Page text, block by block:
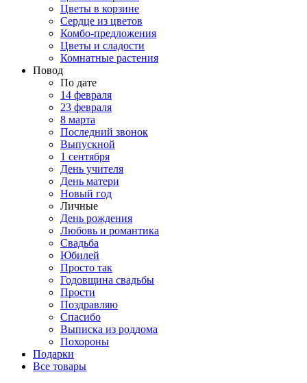
Цветы в корзине
Сердце из цветов
Комбо-предложения
Цветы и сладости
Комнатные растения
Повод
По дате
14 февраля
23 февраля
8 марта
Последний звонок
Выпускной
1 сентября
День учителя
День матери
Новый год
Личные
День рождения
Любовь и романтика
Свадьба
Юбилей
Просто так
Годовщина свадьбы
Прости
Поздравляю
Спасибо
Выписка из роддома
Похороны
Подарки
Все товары